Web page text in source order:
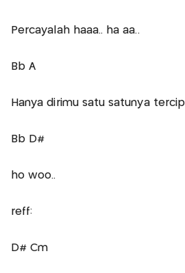
Percayalah haaa.. ha aa..
Bb A
Hanya dirimu satu satunya
Bb D#
ho woo..
reff:
D# Cm